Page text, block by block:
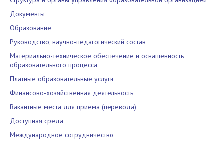
Документы
Образование
Руководство, научно-педагогический состав
Материально-техническое обеспечение и оснащенность
образовательного процесса
Платные образовательные услуги
Финансово-хозяйственная деятельность
Вакантные места для приема (перевода)
Доступная среда
Международное сотрудничество